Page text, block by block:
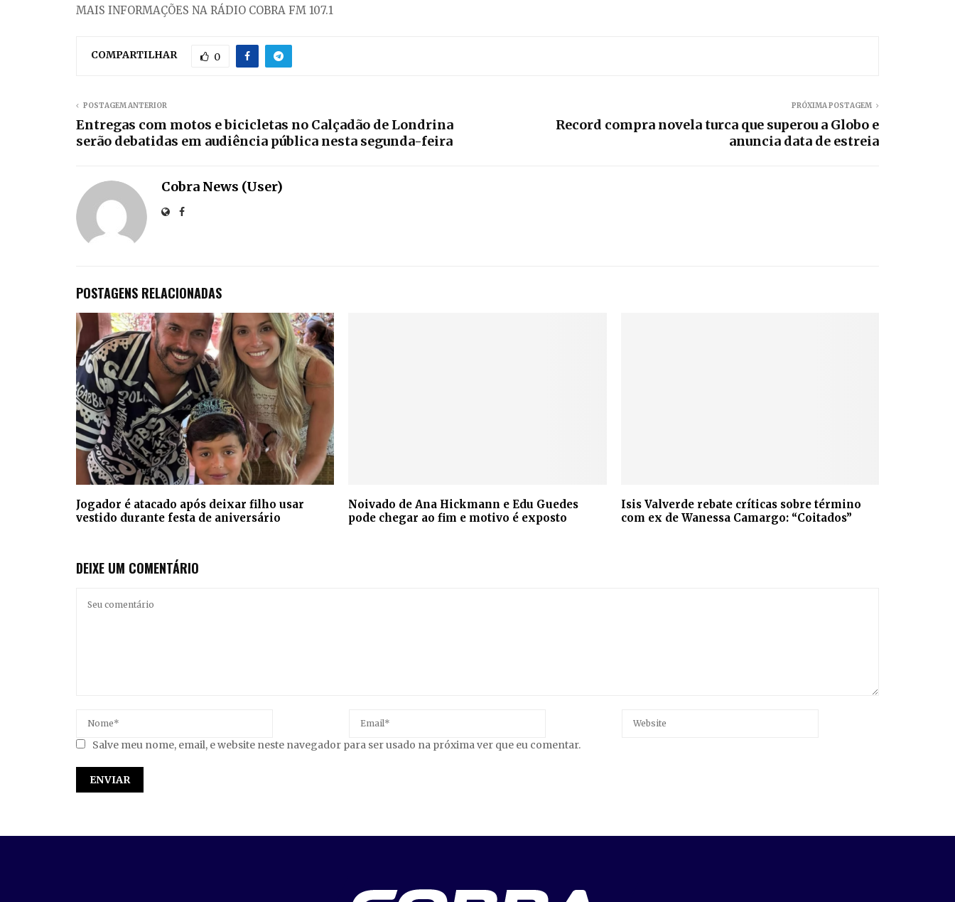
MAIS INFORMAÇÕES NA RÁDIO COBRA FM 107.1
COMPARTILHAR 0
POSTAGEM ANTERIOR
Entregas com motos e bicicletas no Calçadão de Londrina
serão debatidas em audiência pública nesta segunda-feira
PRÓXIMA POSTAGEM
Record compra novela turca que superou a Globo e
anuncia data de estreia
Cobra News (User)
POSTAGENS RELACIONADAS
Jogador é atacado após deixar filho usar
vestido durante festa de aniversário
Noivado de Ana Hickmann e Edu Guedes
pode chegar ao fim e motivo é exposto
Isis Valverde rebate críticas sobre término
com ex de Wanessa Camargo: “Coitados”
DEIXE UM COMENTÁRIO
Salve meu nome, email, e website neste navegador para ser usado na próxima ver que eu comentar.